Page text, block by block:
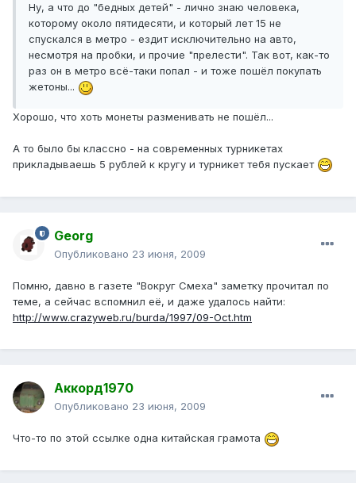
Ну, а что до "бедных детей" - лично знаю человека,
которому около пятидесяти, и который лет 15 не
спускался в метро - ездит исключительно на авто,
несмотря на пробки, и прочие "прелести". Так вот, как-то
раз он в метро всё-таки попал - и тоже пошёл покупать
жетоны...
Хорошо, что хоть монеты разменивать не пошёл...
А то было бы классно - на современных турникетах
прикладываешь 5 рублей к кругу и турникет тебя пускает
Georg
Опубликовано 23 июня, 2009
Помню, давно в газете "Вокруг Смеха" заметку прочитал по
теме, а сейчас вспомнил её, и даже удалось найти:
http://www.crazyweb.ru/burda/1997/09-Oct.htm
Аккорд1970
Опубликовано 23 июня, 2009
Что-то по этой ссылке одна китайская грамота